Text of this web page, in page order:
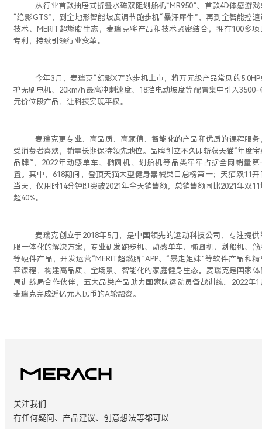
从行业首款抽屉式折叠水磁双阻划船机“ MR950”、首款4D体感游戏
“绝影GTS” ， 到全地形智能坡度调节跑步机“暴汗犀牛”，再到 全智能控速
技术、 MERIT超燃脂生态 ，麦瑞克将产品和技术紧密结合，拥有100多项
专利，持续引领行业变革。
今年3月，麦瑞克“幻影X7”跑步机上市，将万元级产品常见的
护无刷电机、20km/h最高冲刺速度、18挡电动坡度等配置集中引入3500-
元价位段产品，让科技实现平权。
麦瑞克更专业、高品质、高颜值、智能化的产品和优质的课程服务
受消费者喜欢，销量长期保持领先地位。品牌创立不久即斩获天猫“年度宝
品牌 ”，2022年动感单车、椭圆机、划船机等品类牢牢占据全网销量第
置。其中， 618期间，登顶天猫大型健身器械类目总榜第一；天猫双1 1开
当天，仅用时1 4分钟即突破2021 年全天销售额，总销售额同比2021 年双1 1
超40%。
麦瑞克创立于 2018年5月，是中国领先的运动科技公司，专注提供
服一体化的解决方案，专业研发跑步机、动感单车、椭圆机、划船机、筋
等硬件产品，开发运营“MERIT超燃脂”APP、“暴走姐妹”等软件产品和精
容课程，构建高品质、全场景、智能化的家庭健身生态。麦瑞克是国家体
局训练局合作伙伴，五大品类产品 助力国家队运动员备战训练。 2022年1
麦瑞克完成近亿元人民币的A轮融资。
关注我们
有任何疑问、产品建议、创意想法等都可以